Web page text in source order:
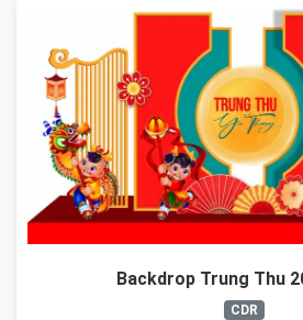
Backdrop Trung Thu
CDR